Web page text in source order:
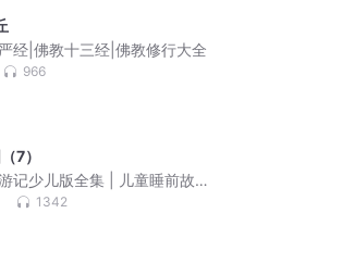
经|佛教十三经|佛教修行大全
966
7）
记少儿版全集 | 儿童睡前故
的故事1342